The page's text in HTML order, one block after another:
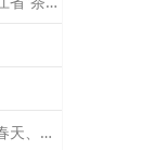
1200+单位 30000+岗位！3月14日，来杭州起跑春天、一马当先